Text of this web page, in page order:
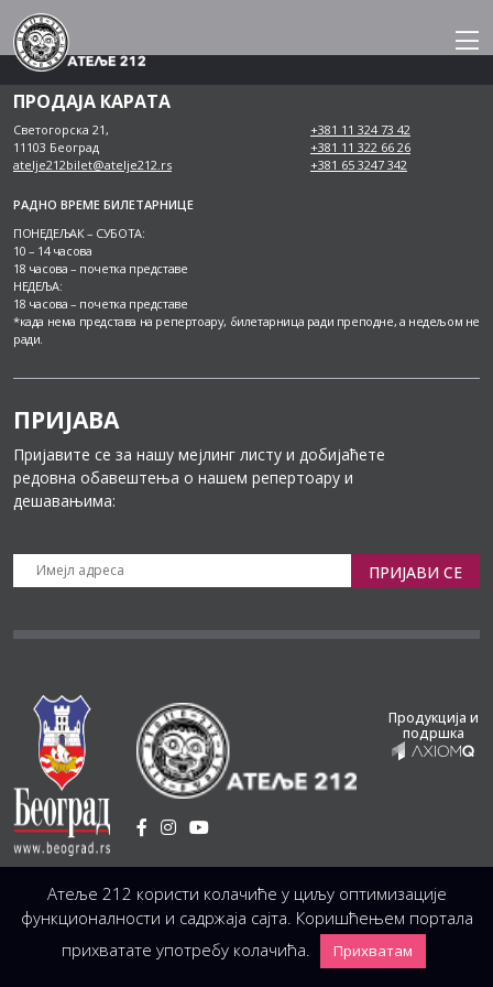
Skip
to
content
ПРОДАЈА КАРАТА
Светогорска 21,
11103 Београд
atelje212bilet@atelje212.rs
+381 11 324 73 42
+381 11 322 66 26
+381 65 3247 342
РАДНО ВРЕМЕ БИЛЕТАРНИЦЕ
ПОНЕДЕЉАК – СУБОТА:
10 – 14 часова
18 часова – почетка представе
НЕДЕЉА:
18 часова – почетка представе
*када нема представа на репертоару, билетарница ради преподне, а недељом не
ради.
ПРИЈАВА
Пријавите се за нашу мејлинг листу и добијаћете
редовна обавештења о нашем репертоару и
дешавањима:
ПРИЈАВИ СЕ
Установа Културе / Светогорска 21, 11103 Београд, Србија
Централа (управа, организација, администрација, рачуноводство, техника)
+381 11 3246 146;
+381 11 3246 147 |office@atelje212.rs
Продукција и
подршка
Сва Права Задржана © 2026 Позориште Атеља 212
Атеље 212 користи колачиће у циљу оптимизације
функционалности и садржаја сајта. Коришћењем портала
прихватате употребу колачића.
Прихватам